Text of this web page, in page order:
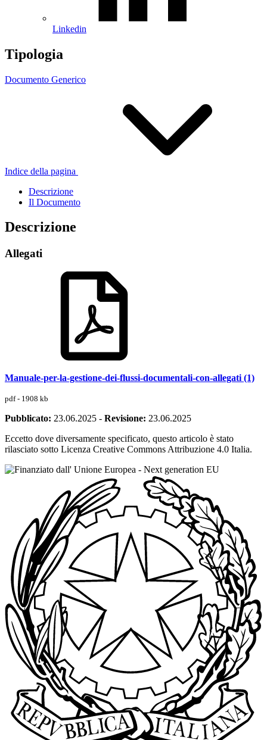
Linkedin
Tipologia
Documento Generico
Indice della pagina
Descrizione
Il Documento
Descrizione
Allegati
Manuale-per-la-gestione-dei-flussi-documentali-con-allegati (1)
pdf - 1908 kb
Pubblicato: 23.06.2025 - Revisione: 23.06.2025
Eccetto dove diversamente specificato, questo articolo è stato
rilasciato sotto Licenza Creative Commons Attribuzione 4.0 Italia.